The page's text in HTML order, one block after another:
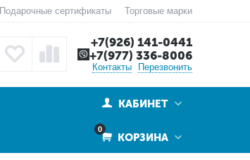
Подарочные сертификаты Торговые марки
+7(926) 141-0441
+7(977) 336-8006
Контакты Перезвонить
КАБИНЕТ
0
КОРЗИНА